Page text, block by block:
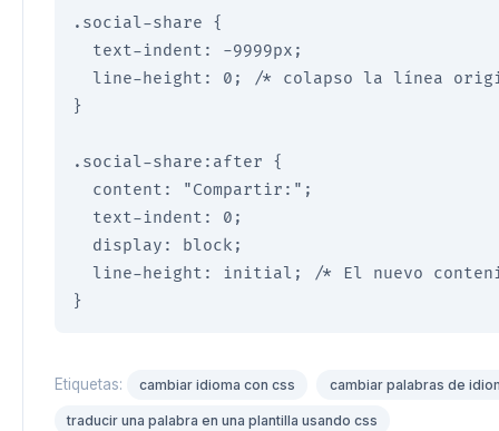
.social-share {
  text-indent: -9999px;
line-height: 0; /* colapso la línea
}
.social-share:after {
  content: "Compartir:";
  text-indent: 0;
  display: block;
line-height: initial; /* El nuevo
Etiquetas: cambiar idioma con css cambiar palabras de
traducir una palabra en una plantilla usando css